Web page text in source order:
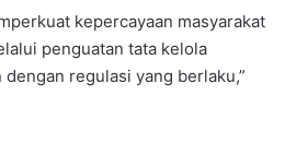
kepercayaan masyarakat
penguatan tata kelola
regulasi yang berlaku,”